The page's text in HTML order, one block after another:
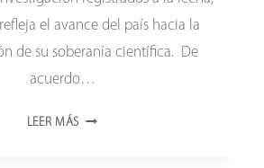
el avance del país hacia la
de su soberanía científica. De
acuerdo…
LEER MÁS LA